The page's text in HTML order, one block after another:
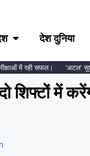
देश दुनिया
में रही सफल। ‘अटल’
शिफ्टों में